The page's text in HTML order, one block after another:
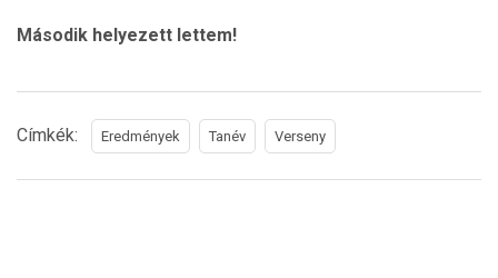
Második helyezett lettem!
Címkék: Eredmények Tanév Verseny